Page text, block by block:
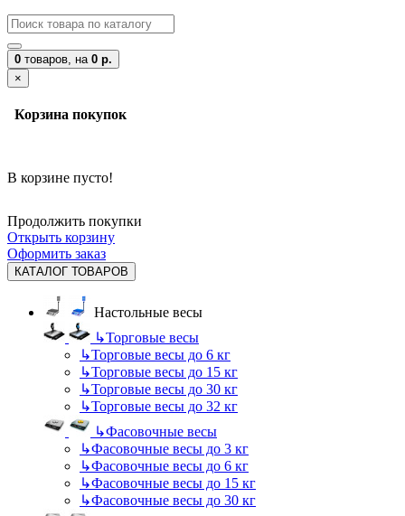
0 товаров, на 0 р.
×
Корзина покупок
В корзине пусто!
Продолжить покупки
Открыть корзину
Оформить заказ
КАТАЛОГ ТОВАРОВ
Настольные весы
↳Торговые весы
↳Торговые весы до 6 кг
↳Торговые весы до 15 кг
↳Торговые весы до 30 кг
↳Торговые весы до 32 кг
↳Фасовочные весы
↳Фасовочные весы до 3 кг
↳Фасовочные весы до 6 кг
↳Фасовочные весы до 15 кг
↳Фасовочные весы до 30 кг